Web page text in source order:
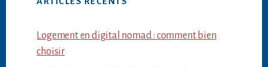
Logement en digital nomad : comment bien
choisir